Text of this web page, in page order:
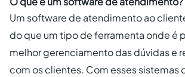
Um software de atendimento ao
do que um tipo de ferramenta onde é
melhor gerenciamento das dúvidas e
com os clientes. Com esses sistemas